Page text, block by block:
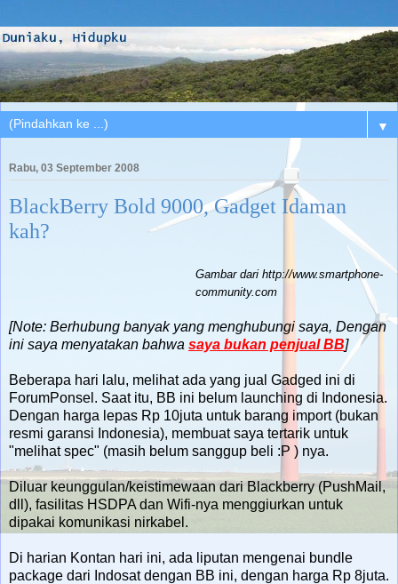
▼
Rabu, 03 September 2008
BlackBerry Bold 9000, Gadget Idaman
kah?
Gambar dari http://www.smartphone-
community.com
[Note: Berhubung banyak yang menghubungi saya, Dengan
ini saya menyatakan bahwa saya bukan penjual BB]
Beberapa hari lalu, melihat ada yang jual Gadged ini di
ForumPonsel. Saat itu, BB ini belum launching di Indonesia.
Dengan harga lepas Rp 10juta untuk barang import (bukan
resmi garansi Indonesia), membuat saya tertarik untuk
"melihat spec" (masih belum sanggup beli :P ) nya.
Diluar keunggulan/keistimewaan dari Blackberry (PushMail,
dll), fasilitas HSDPA dan Wifi-nya menggiurkan untuk
dipakai komunikasi nirkabel.
Di harian Kontan hari ini, ada liputan mengenai bundle
package dari Indosat dengan BB ini, dengan harga Rp 8juta.